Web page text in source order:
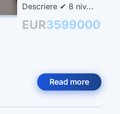
Descriere ✔ 8 niv...
EUR3599000
Read more